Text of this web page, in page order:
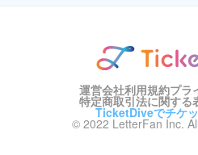
運営会社利用規約プラ
特定商取引法に関する
TicketDiveでチケ
© 2022 LetterFan Inc.